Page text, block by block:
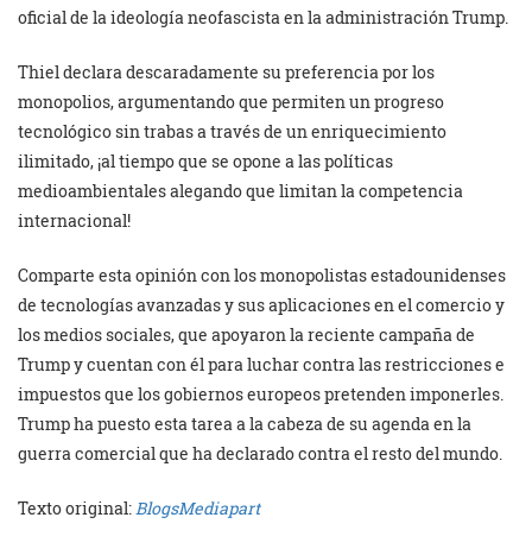
oficial de la ideología neofascista en la administración Trump.
Thiel declara descaradamente su preferencia por los
monopolios, argumentando que permiten un progreso
tecnológico sin trabas a través de un enriquecimiento
ilimitado, ¡al tiempo que se opone a las políticas
medioambientales alegando que limitan la competencia
internacional!
Comparte esta opinión con los monopolistas estadounidenses
de tecnologías avanzadas y sus aplicaciones en el comercio y
los medios sociales, que apoyaron la reciente campaña de
Trump y cuentan con él para luchar contra las restricciones e
impuestos que los gobiernos europeos pretenden imponerles.
Trump ha puesto esta tarea a la cabeza de su agenda en la
guerra comercial que ha declarado contra el resto del mundo.
Texto original:BlogsMediapart